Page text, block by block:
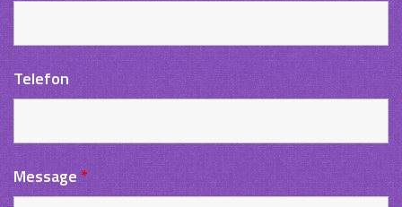
Telefon
Message *